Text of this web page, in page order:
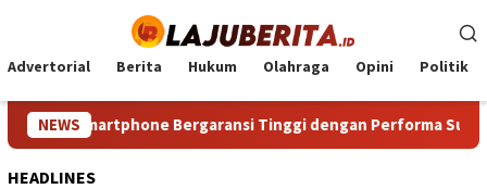
konten
Advertorial Berita Hukum Olahraga Opini Politik
NEWSSmartphone Bergaransi Tinggi dengan Performa Super
HEADLINES